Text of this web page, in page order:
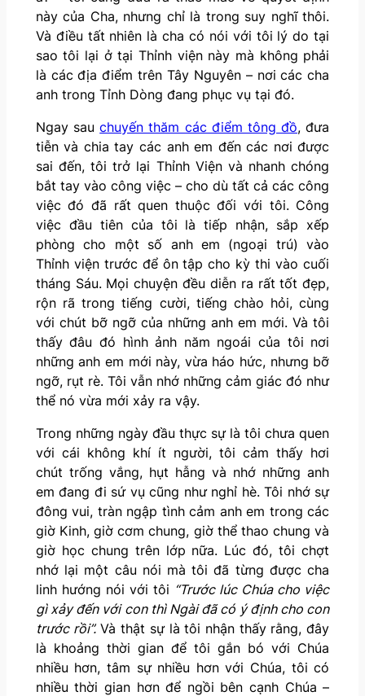
này của Cha, nhưng chỉ là trong suy nghĩ thôi.
Và điều tất nhiên là cha có nói với tôi lý do tại
sao tôi lại ở tại Thỉnh viện này mà không phải
là các địa điểm trên Tây Nguyên – nơi các cha
anh trong Tỉnh Dòng đang phục vụ tại đó.
Ngay sauchuyến thăm các điểm tông đồ, đưa
tiễn và chia tay các anh em đến các nơi được
sai đến, tôi trở lại Thỉnh Viện và nhanh chóng
bắt tay vào công việc – cho dù tất cả các công
việc đó đã rất quen thuộc đối với tôi. Công
việc đầu tiên của tôi là tiếp nhận, sắp xếp
phòng cho một số anh em (ngoại trú) vào
Thỉnh viện trước để ôn tập cho kỳ thi vào cuối
tháng Sáu. Mọi chuyện đều diễn ra rất tốt đẹp,
rộn rã trong tiếng cười, tiếng chào hỏi, cùng
với chút bỡ ngỡ của những anh em mới. Và tôi
thấy đâu đó hình ảnh năm ngoái của tôi nơi
những anh em mới này, vừa háo hức, nhưng bỡ
ngỡ, rụt rè. Tôi vẫn nhớ những cảm giác đó như
thể nó vừa mới xảy ra vậy.
Trong những ngày đầu thực sự là tôi chưa quen
với cái không khí ít người, tôi cảm thấy hơi
chút trống vắng, hụt hẫng và nhớ những anh
em đang đi sứ vụ cũng như nghỉ hè. Tôi nhớ sự
đông vui, tràn ngập tình cảm anh em trong các
giờ Kinh, giờ cơm chung, giờ thể thao chung và
giờ học chung trên lớp nữa. Lúc đó, tôi chợt
nhớ lại một câu nói mà tôi đã từng được cha
linh hướng nói với tôi “Trước lúc Chúa cho việc
gì xảy đến với con thì Ngài đã có ý định cho con
trước rồi”.Và thật sự là tôi nhận thấy rằng, đây
là khoảng thời gian để tôi gắn bó với Chúa
nhiều hơn, tâm sự nhiều hơn với Chúa, tôi có
nhiều thời gian hơn để ngồi bên cạnh Chúa –